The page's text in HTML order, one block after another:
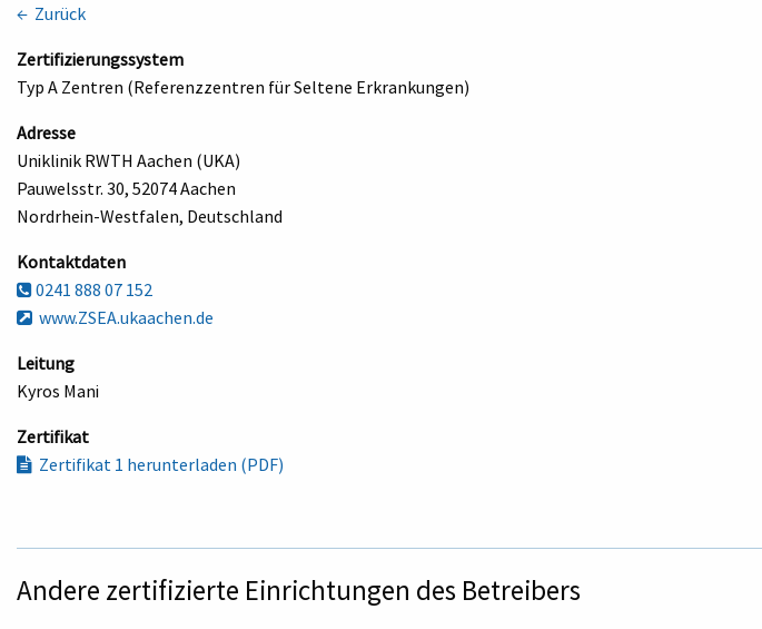
← Zurück
Zertifizierungssystem
Typ A Zentren (Referenzzentren für Seltene Erkrankungen)
Adresse
Uniklinik RWTH Aachen (UKA)
Pauwelsstr. 30, 52074 Aachen
Nordrhein-Westfalen, Deutschland
Kontaktdaten
0241 888 07 152
www.ZSEA.ukaachen.de
Leitung
Kyros Mani
Zertifikat
Zertifikat 1 herunterladen (PDF)
Andere zertifizierte Einrichtungen des Betreibers